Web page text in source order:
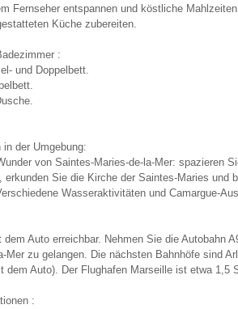
Fernseher entspannen und köstliche
Küche zubereiten.
:
und Doppelbett.
der Umgebung:
von Saintes-Maries-de-la-Mer: spazieren
erkunden Sie die Kirche der Saintes-Maries und
Wasseraktivitäten und Camargue-
dem Auto erreichbar. Nehmen Sie die Autobahn
Mer zu gelangen. Die nächsten Bahnhöfe sind
dem Auto). Der Flughafen Marseille ist etwa 1,5
: